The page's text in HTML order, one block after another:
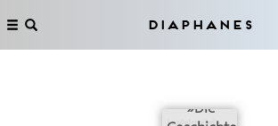
Diaphanes
Blätter­-
schüttlern
»Die